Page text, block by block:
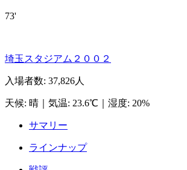
73'
埼玉スタジアム２００２
入場者数: 37,826人
天候: 晴 気温: 23.6℃ 湿度: 20%
サマリー
ラインナップ